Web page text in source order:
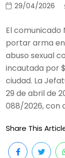
29/04/2026
El
portar arma
abuso sexual
incautada por
ciudad. La
29 de abril de
088/2026, con
Share This